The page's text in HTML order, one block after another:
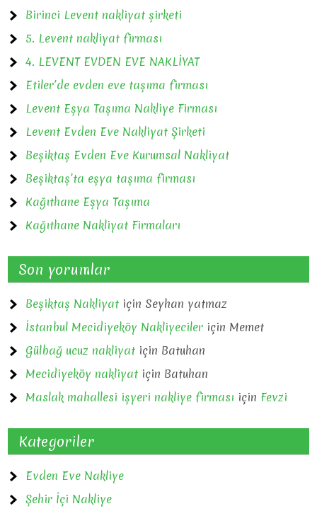
Birinci Levent nakliyat şirketi
5. Levent nakliyat firması
4. LEVENT EVDEN EVE NAKLİYAT
Etiler’de evden eve taşıma firması
Levent Eşya Taşıma Nakliye Firması
Levent Evden Eve Nakliyat Şirketi
Beşiktaş Evden Eve Kurumsal Nakliyat
Beşiktaş’ta eşya taşıma firması
Kağıthane Eşya Taşıma
Kağıthane Nakliyat Firmaları
Son yorumlar
Beşiktaş Nakliyat için Seyhan yatmaz
İstanbul Mecidiyeköy Nakliyeciler için Memet
Gülbağ ucuz nakliyat için Batuhan
Mecidiyeköy nakliyat için Batuhan
Maslak mahallesi işyeri nakliye firması için Fevzi
Kategoriler
Evden Eve Nakliye
Şehir İçi Nakliye